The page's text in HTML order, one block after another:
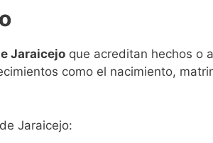
Jaraicejo que acreditan hechos o
como el nacimiento,
Jaraicejo: